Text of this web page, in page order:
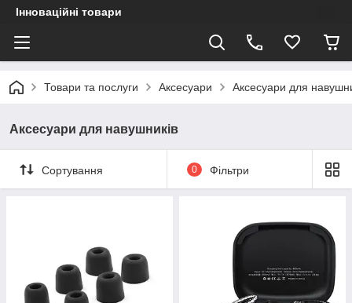
Інноваційні товари
Товари та послуги Аксесуари Аксесуари для
Аксесуари для навушників
Сортування 0 Фільтри